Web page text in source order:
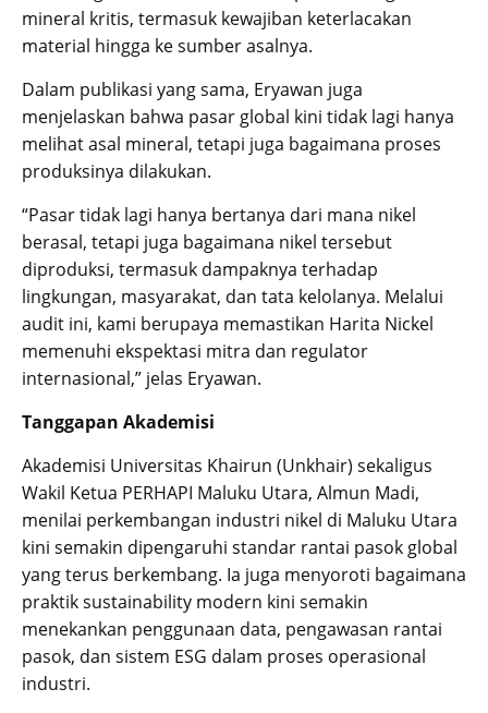
mineral kritis, termasuk kewajiban keterlacakan
material hingga ke sumber asalnya.
Dalam publikasi yang sama, Eryawan juga
menjelaskan bahwa pasar global kini tidak lagi hanya
melihat asal mineral, tetapi juga bagaimana proses
produksinya dilakukan.
“Pasar tidak lagi hanya bertanya dari mana nikel
berasal, tetapi juga bagaimana nikel tersebut
diproduksi, termasuk dampaknya terhadap
lingkungan, masyarakat, dan tata kelolanya. Melalui
audit ini, kami berupaya memastikan Harita Nickel
memenuhi ekspektasi mitra dan regulator
internasional,” jelas Eryawan.
Tanggapan Akademisi
Akademisi Universitas Khairun (Unkhair) sekaligus
Wakil Ketua PERHAPI Maluku Utara, Almun Madi,
menilai perkembangan industri nikel di Maluku Utara
kini semakin dipengaruhi standar rantai pasok global
yang terus berkembang. Ia juga menyoroti bagaimana
praktik sustainability modern kini semakin
menekankan penggunaan data, pengawasan rantai
pasok, dan sistem ESG dalam proses operasional
industri.